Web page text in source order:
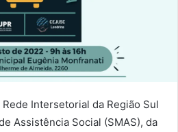
Intersetorial da Região Sul
Assistência Social (SMAS), da